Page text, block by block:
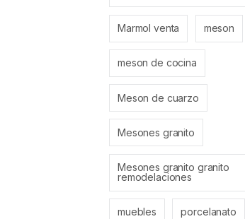
Marmol venta meson
meson de cocina
Meson de cuarzo
Mesones granito
Mesones granito granito
remodelaciones
muebles porcelanato